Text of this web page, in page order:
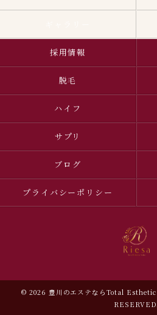
採用情報
脱毛
ハイフ
サプリ
ブログ
プライバシーポリシー
© 2026 豊川のエステならTotal